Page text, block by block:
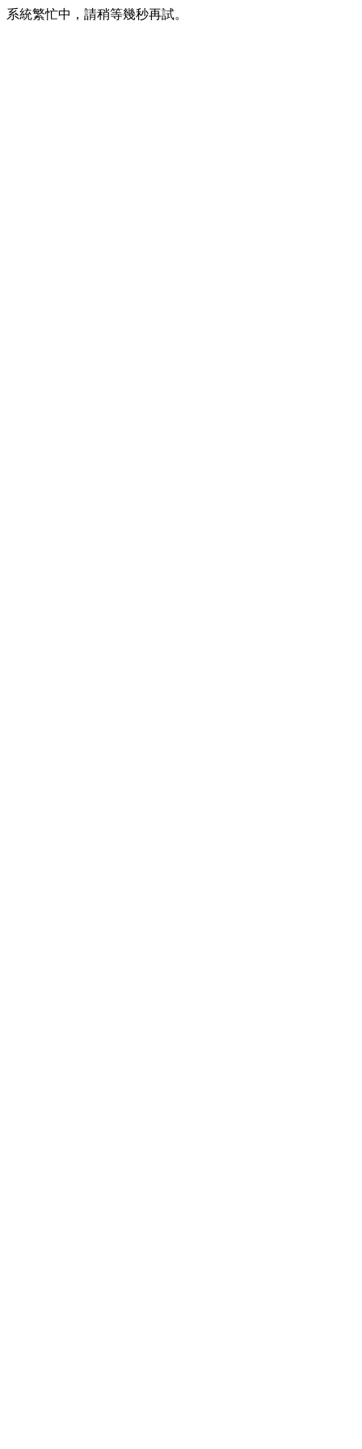
系統繁忙中，請稍等幾秒再試。